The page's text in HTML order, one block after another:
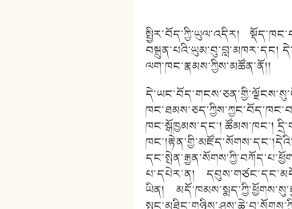
སྤྱིར་བོད་ཀྱི་ཡུལ་འདིར།
བསྐྲུན་པའི་ཡུམ་བུ་བླ་མཁར་དང།
ལག་ཁང་རྣམས་ཀྱིས་མཚོན་ནོ།།
ཁང་སྒོཁྱམས་དང་།ཚོམས་ཁང་།
པ་དཔེར་ན།
ཡིན།